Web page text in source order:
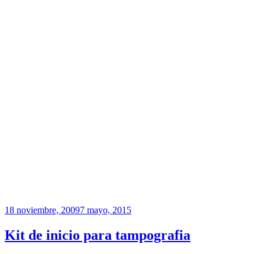
Publicado
18 noviembre, 20097 mayo, 2015
Kit de inicio para tampografia